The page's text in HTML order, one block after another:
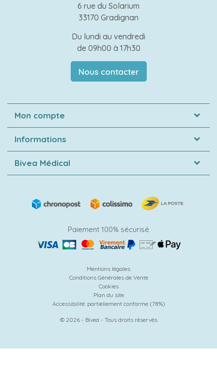
6 rue du Solarium
33170 Gradignan
Du lundi au vendredi
de 09h00 à 17h30
Nous contacter
Mon compte
Informations
Bivea Médical
Paiement 100% sécurisé
Mentions légales
Conditions Générales de Vente
Cookies
Plan du site
Accessibilité: partiellement conforme (78%)
© 2026 - Bivea - Tous droits réservés